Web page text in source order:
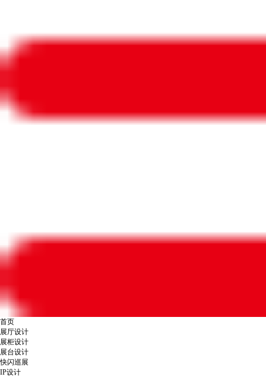
首页
展厅设计
展柜设计
展台设计
快闪巡展
IP设计